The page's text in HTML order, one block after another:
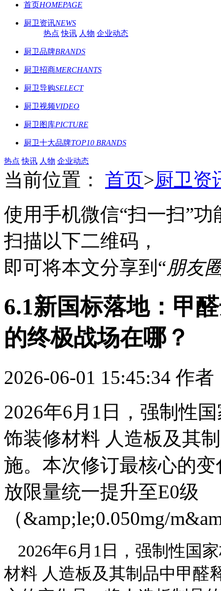
首页HOMEPAGE
厨卫资讯NEWS
热点 快讯 人物 企业动态
厨卫品牌BRANDS
厨卫招商MERCHANTS
厨卫导购SELECT
厨卫视频VIDEO
厨卫图库PICTURE
厨卫十大品牌TOP10 BRANDS
热点 快讯 人物 企业动态
当前位置： 首页>厨卫资
使用手机微信“扫一扫”功
扫描以下二维码，
即可将本文分享到“朋友
6.1新国标落地：甲
的终极战场在哪？
2026-06-01 15:45:34 作者
2026年6月1日，强制性
饰装修材料 人造板及其
施。本次修订最核心的
放限量统一提升至E0级
（&amp;le;0.050mg/
2026年6月1日，强制性国
材料 人造板及其制品中甲醛